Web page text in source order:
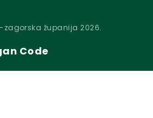
županija 2026.
Code